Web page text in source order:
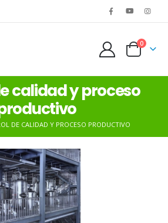
0
calidad y proceso
DE CALIDAD Y PROCESO PRODUCTIVO